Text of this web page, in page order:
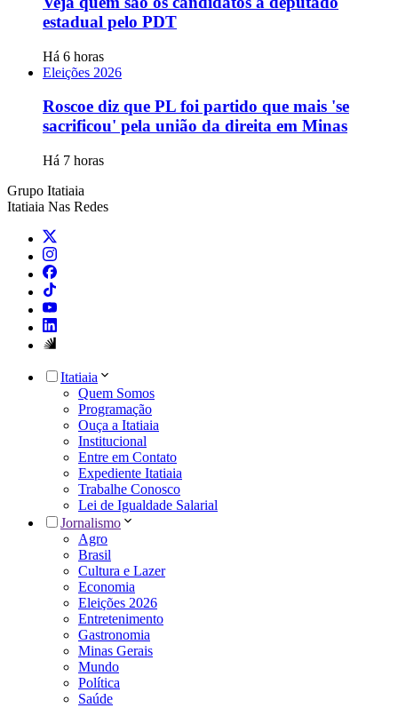
estadual pelo PDT
Há 6 horas
Eleições 2026
Roscoe diz que PL foi partido que mais 'se
sacrificou' pela união da direita em Minas
Há 7 horas
Grupo Itatiaia
Itatiaia Nas Redes
Itatiaia
Quem Somos
Programação
Ouça a Itatiaia
Institucional
Entre em Contato
Expediente Itatiaia
Trabalhe Conosco
Lei de Igualdade Salarial
Jornalismo
Agro
Brasil
Cultura e Lazer
Economia
Eleições 2026
Entretenimento
Gastronomia
Minas Gerais
Mundo
Política
Saúde